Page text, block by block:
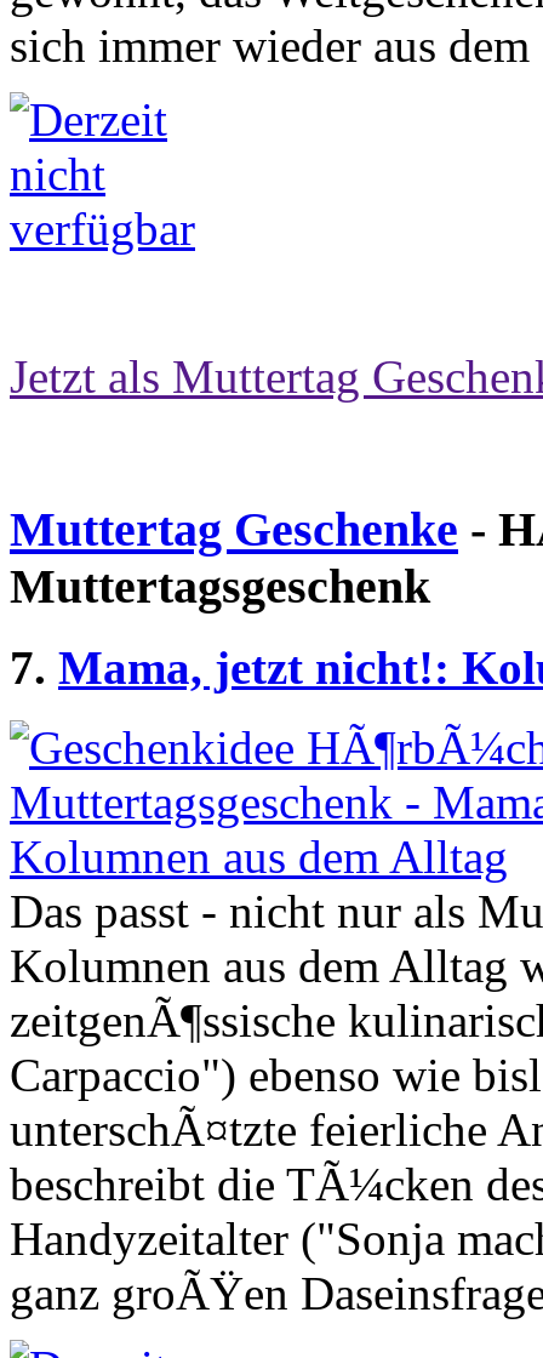
sich immer wieder aus
Jetzt als Muttertag
Muttertag Geschenke -
Muttertagsgeschenk
7. Mama, jetzt nicht!:
Das passt - nicht nur als
Kolumnen aus dem Alltag
zeitgenÃ¶ssische
Carpaccio") ebenso wie
unterschÃ¤tzte feierliche
beschreibt die TÃ¼cken
Handyzeitalter ("Sonja
ganz groÃŸen